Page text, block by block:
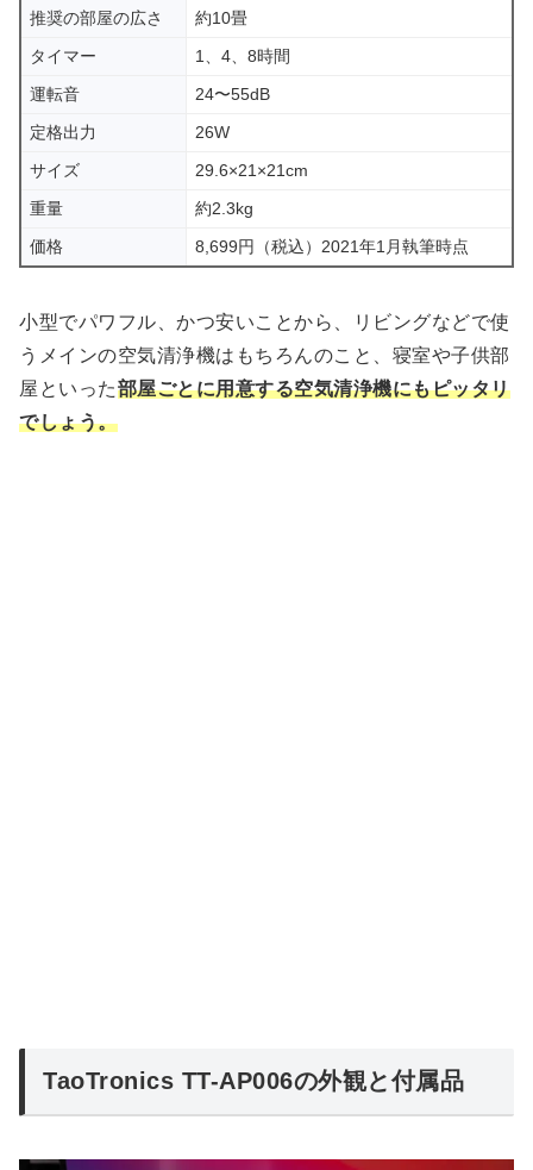
推奨の部屋の広さ
約10畳
タイマー
1、4、8時間
運転音
24〜55dB
定格出力
26W
サイズ
29.6×21×21cm
重量
約2.3kg
価格
8,699円（税込）2021年1月執筆時点
小型でパワフル、かつ安いことから、リビングなどで使
うメインの空気清浄機はもちろんのこと、寝室や子供部
屋といった部屋ごとに用意する空気清浄機にもピッタリ
でしょう。
TaoTronics TT-AP006の外観と付属品